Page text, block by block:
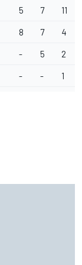
5 7 11
8 7 4
- 5 2
- - 1